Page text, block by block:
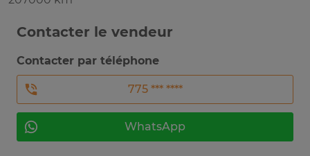
Contacter le vendeur
Contacter par téléphone
775 *** ****
WhatsApp